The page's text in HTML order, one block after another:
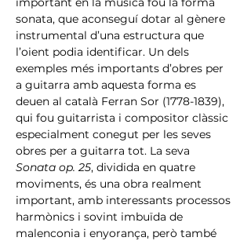
sonata, que aconseguí dotar al gènere
instrumental d’una estructura que
l’oient podia identificar. Un dels
exemples més importants d’obres per
a guitarra amb aquesta forma es
deuen al català Ferran Sor (1778-1839),
qui fou guitarrista i compositor clàssic
especialment conegut per les seves
obres per a guitarra tot. La seva
Sonata op. 25, dividida en quatre
moviments, és una obra realment
important, amb interessants processos
harmònics i sovint imbuïda de
malenconia i enyorança, però també